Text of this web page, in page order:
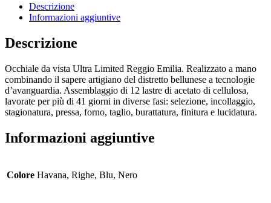
Descrizione
Informazioni aggiuntive
Descrizione
Occhiale da vista Ultra Limited Reggio Emilia. Realizzato a mano
combinando il sapere artigiano del distretto bellunese a tecnologie
d’avanguardia. Assemblaggio di 12 lastre di acetato di cellulosa,
lavorate per più di 41 giorni in diverse fasi: selezione, incollaggio,
stagionatura, pressa, forno, taglio, burattatura, finitura e lucidatura.
Informazioni aggiuntive
Colore Havana, Righe, Blu, Nero